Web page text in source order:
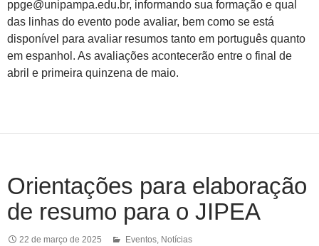
ppge@unipampa.edu.br, informando sua formação e qual
das linhas do evento pode avaliar, bem como se está
disponível para avaliar resumos tanto em português quanto
em espanhol. As avaliações acontecerão entre o final de
abril e primeira quinzena de maio.
Orientações para elaboração
de resumo para o JIPEA
22 de março de 2025 Eventos Notícias